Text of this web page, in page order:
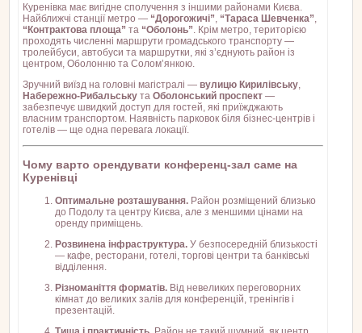
Куренівка має вигідне сполучення з іншими районами Києва.
Найближчі станції метро — “Дорогожичі” “Тараса Шевченка”
“Контрактова площа” та “Оболонь” . Крім метро, територією
проходять численні маршрути громадського транспорту —
тролейбуси, автобуси та маршрутки, які з’єднують район із
центром, Оболонню та Солом’янкою.
Зручний виїзд на головні магістралі — вулицю Кирилівську
Набережно-Рибальську та Оболонський проспект —
забезпечує швидкий доступ для гостей, які приїжджають
власним транспортом. Наявність парковок біля бізнес-центрів і
готелів — ще одна перевага локації.
Чому варто орендувати конференц-зал саме на
Куренівці
Оптимальне розташування. Район розміщений близько
до Подолу та центру Києва, але з меншими цінами на
оренду приміщень.
Розвинена інфраструктура. У безпосередній близькості
— кафе, ресторани, готелі, торгові центри та банківські
відділення.
Різноманіття форматів. Від невеликих переговорних
кімнат до великих залів для конференцій, тренінгів і
презентацій.